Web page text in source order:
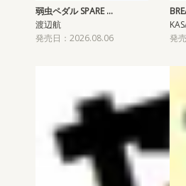
弱虫ペダル SPARE …
渡辺航
発売日：2026.08.06
発